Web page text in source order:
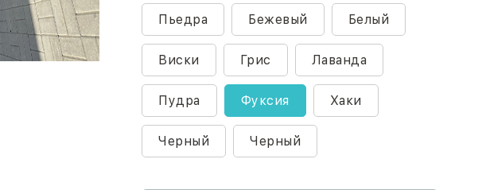
Пьедра Бежевый Белый
Виски Грис Лаванда
Пудра Фуксия Хаки
Черный Черный